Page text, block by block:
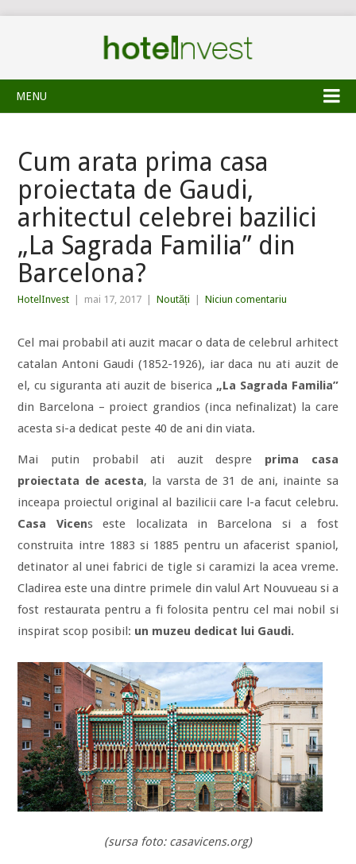
MENU
Cum arata prima casa
proiectata de Gaudi,
arhitectul celebrei bazilici
„La Sagrada Familia” din
Barcelona?
HotelInvest mai 17, 2017 Noutăți Niciun comentariu
Cel mai probabil ati auzit macar o data de celebrul arhitect
catalan Antoni Gaudi (1852-1926), iar daca nu ati auzit de
el, cu siguranta ati auzit de biserica „La Sagrada Familia”
din Barcelona – proiect grandios (inca nefinalizat) la care
acesta si-a dedicat peste 40 de ani din viata.
Mai putin probabil ati auzit despre prima casa
proiectata de acesta, la varsta de 31 de ani, inainte sa
inceapa proiectul original al bazilicii care l-a facut celebru.
Casa Vicens este localizata in Barcelona si a fost
construita intre 1883 si 1885 pentru un afacerist spaniol,
detinator al unei fabrici de tigle si caramizi la acea vreme.
Cladirea este una dintre primele din valul Art Nouvueau si a
fost restaurata pentru a fi folosita pentru cel mai nobil si
inspirat scop posibil: un muzeu dedicat lui Gaudi.
(sursa foto: casavicens.org)